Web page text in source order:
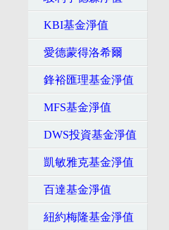
KBI基金淨值
愛德蒙得洛希爾
鋒裕匯理基金淨值
MFS基金淨值
DWS投資基金淨值
凱敏雅克基金淨值
百達基金淨值
紐約梅隆基金淨值